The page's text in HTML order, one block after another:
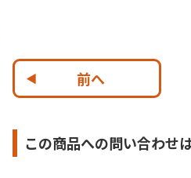
前へ
この商品への問い合わせ